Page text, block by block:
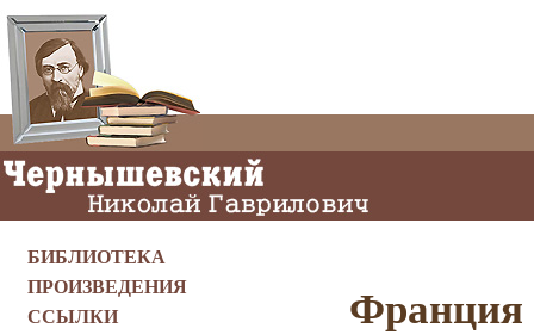
БИБЛИОТЕКА
ПРОИЗВЕДЕНИЯ
ССЫЛКИ
Франция